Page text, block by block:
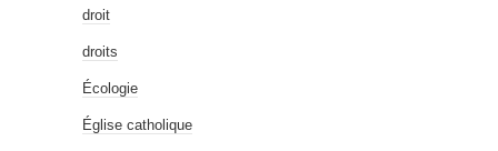
droit
droits
Écologie
Église catholique